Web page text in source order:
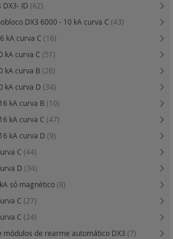
ID (62)
DX3 6000 - 10 kA curva C (43)
kA curva C (16)
kA curva C (51)
kA curva B (26)
kA curva D (34)
kA curva B (10)
kA curva C (47)
kA curva D (9)
C (44)
D (34)
só magnético(8)
C (27)
C (24)
módulos de rearme automático DX3 (7)